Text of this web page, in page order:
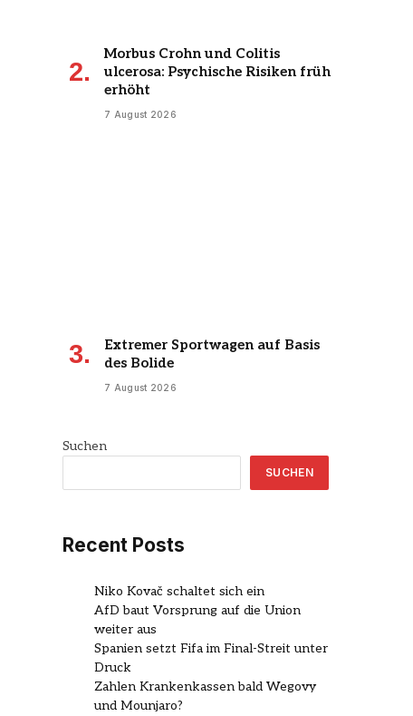
Morbus Crohn und Colitis
ulcerosa: Psychische Risiken früh
erhöht
7 August 2026
Extremer Sportwagen auf Basis
des Bolide
7 August 2026
Suchen
SUCHEN
Recent Posts
Niko Kovač schaltet sich ein
AfD baut Vorsprung auf die Union
weiter aus
Spanien setzt Fifa im Final-Streit unter
Druck
Zahlen Krankenkassen bald Wegovy
und Mounjaro?